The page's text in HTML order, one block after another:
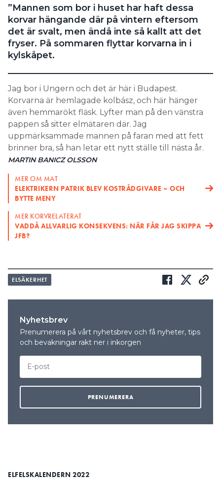
SEARCH
”Mannen som bor i huset har haft dessa
korvar hängande där på vintern eftersom
det är svalt, men ändå inte så kallt att det
fryser. På sommaren flyttar korvarna in i
kylskåpet.
Jag bor i Ungern och det är här i Budapest.
Korvarna är hemlagade kolbász, och här hänger
även hemmarökt fläsk. Lyfter man på den vänstra
pappen så sitter elmätaren där. Jag
uppmärksammade mannen på faran med att fett
brinner bra, så han letar ett nytt ställe till nästa år.
MARTIN BANICZ OLSSON
MER OM MAT
ELEKTRIKERN PATRIK BLEV KOSTRÅDGIVARE – OCH
BYTTE MENY
MER KORVRELATERAT
VADDÅ ALLVARLIG KONSEKVENS: NÄR FÅR JAG SKIPPA
JFB?
ELSÄKERHET
Nyhetsbrev
Prenumerera på vårt nyhetsbrev och få nyheter, tips
och bevakningar rakt ner i inkorgen
ELFELSKALENDERN 2022